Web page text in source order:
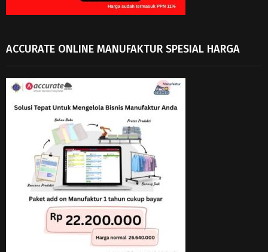
ACCURATE ONLINE MANUFAKTUR SPESIAL HARGA